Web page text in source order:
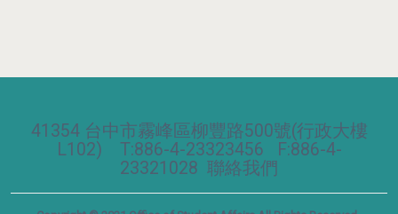
41354 台中市霧峰區柳豐路500號(行政大樓
L102) T:886-4-23323456 F:886-4-
23321028 聯絡我們